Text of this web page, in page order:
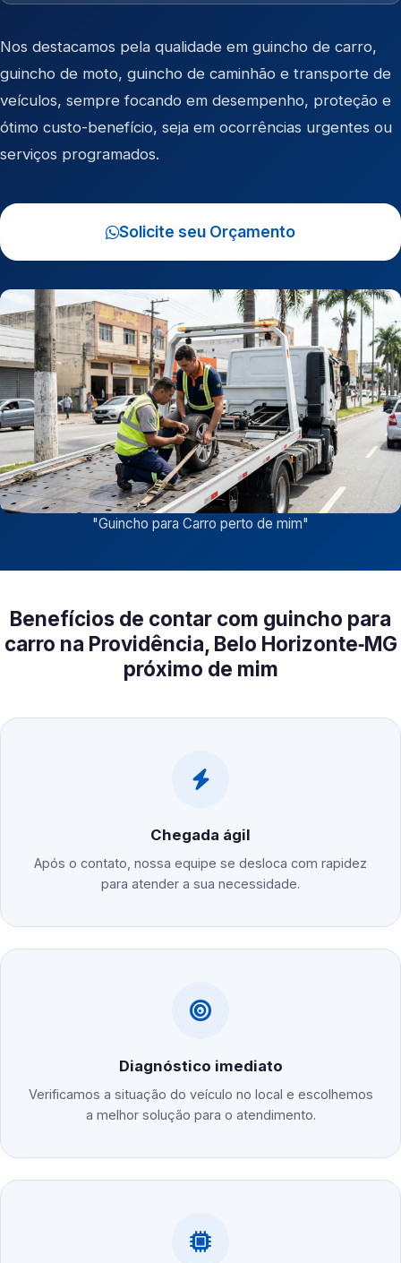
Nos destacamos pela qualidade em guincho de carro,
guincho de moto, guincho de caminhão e transporte de
veículos, sempre focando em desempenho, proteção e
ótimo custo-benefício, seja em ocorrências urgentes ou
serviços programados.
Solicite seu Orçamento
"Guincho para Carro perto de mim"
Benefícios de contar com guincho para
carro na Providência, Belo Horizonte‑MG
próximo de mim
Chegada ágil
Após o contato, nossa equipe se desloca com rapidez
para atender a sua necessidade.
Diagnóstico imediato
Verificamos a situação do veículo no local e escolhemos
a melhor solução para o atendimento.